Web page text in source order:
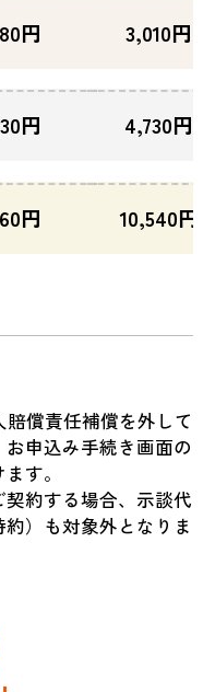
円
円
円
3,010円
4,730円
10,540円
償責任補償を外して
申込み手続き画面の
す。
約する場合、示談代
）も対象外となりま